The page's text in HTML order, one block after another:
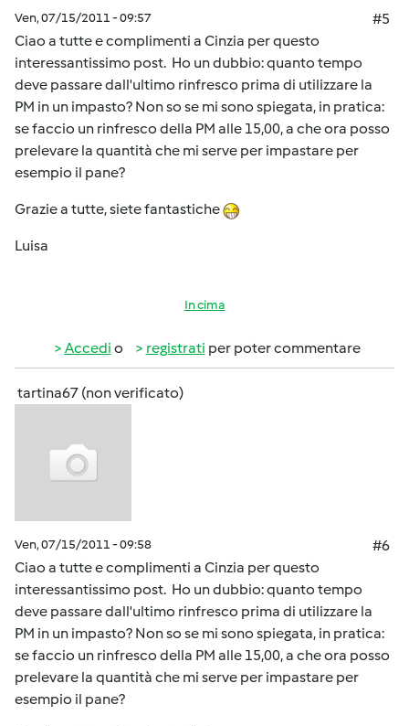
Ven, 07/15/2011 - 09:57
#5
Ciao a tutte e complimenti a Cinzia per questo
interessantissimo post. Ho un dubbio: quanto tempo
deve passare dall'ultimo rinfresco prima di utilizzare la
PM in un impasto? Non so se mi sono spiegata, in pratica:
se faccio un rinfresco della PM alle 15,00, a che ora posso
prelevare la quantità che mi serve per impastare per
esempio il pane?
Grazie a tutte, siete fantastiche
Luisa
In cima
Accedi o registrati per poter commentare
tartina67 (non verificato)
Ven, 07/15/2011 - 09:58
#6
Ciao a tutte e complimenti a Cinzia per questo
interessantissimo post. Ho un dubbio: quanto tempo
deve passare dall'ultimo rinfresco prima di utilizzare la
PM in un impasto? Non so se mi sono spiegata, in pratica:
se faccio un rinfresco della PM alle 15,00, a che ora posso
prelevare la quantità che mi serve per impastare per
esempio il pane?